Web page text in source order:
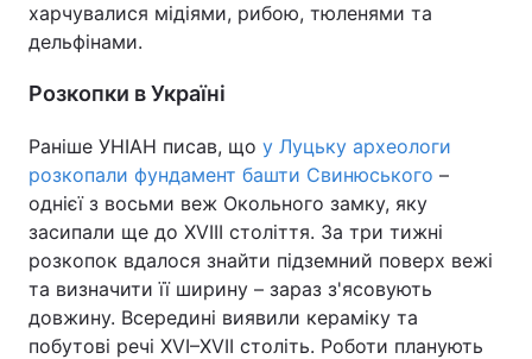
харчувалися мідіями, рибою, тюленями та
дельфінами.
Розкопки в Україні
Раніше УНІАН писав, що у Луцьку археологи
розкопали фундамент башти Свинюського –
однієї з восьми веж Окольного замку, яку
засипали ще до XVIII століття. За три тижні
розкопок вдалося знайти підземний поверх вежі
та визначити її ширину – зараз з'ясовують
довжину. Всередині виявили кераміку та
побутові речі XVI–XVII століть. Роботи планують